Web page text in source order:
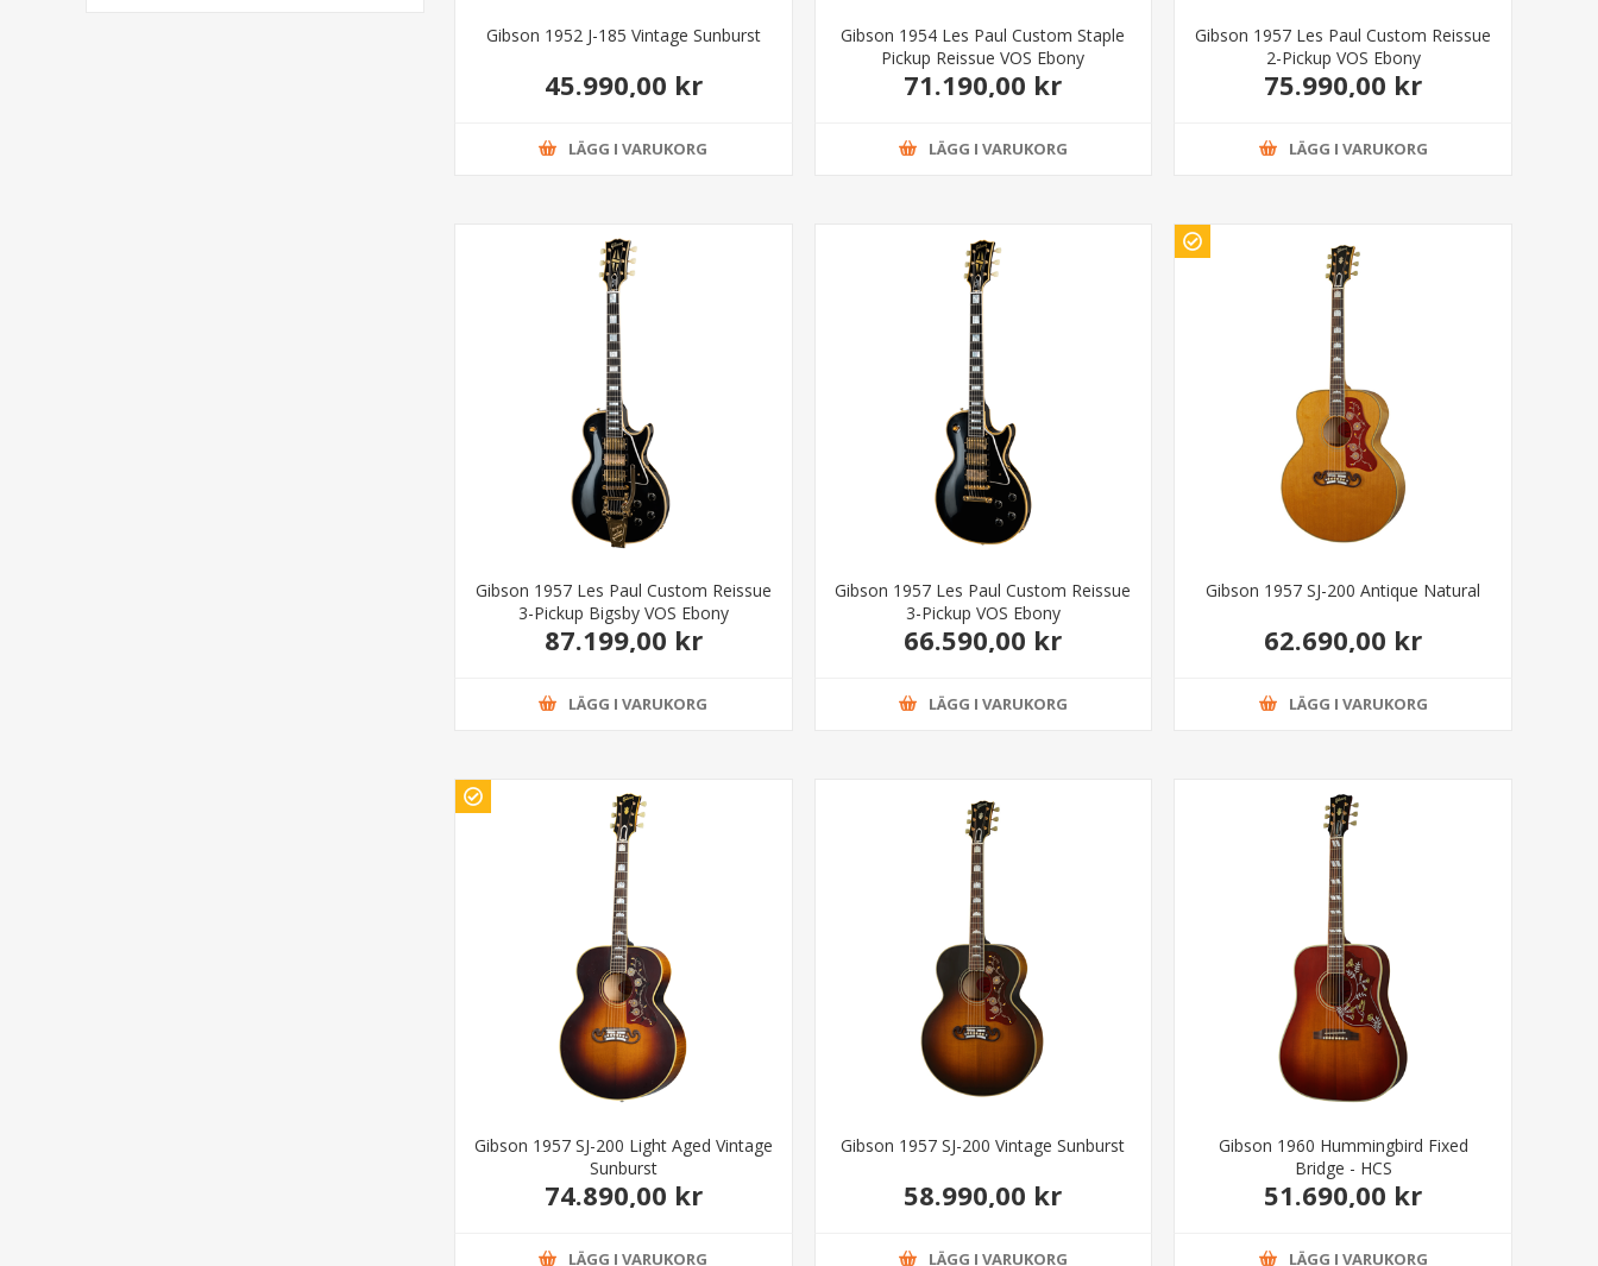
Gibson 1952 J-185 Vintage Sunburst
45.990,00 kr
LÄGG I VARUKORG
Gibson 1954 Les Paul Custom Staple
Pickup Reissue VOS Ebony
71.190,00 kr
LÄGG I VARUKORG
Gibson 1957 Les Paul Custom Reissue
2-Pickup VOS Ebony
75.990,00 kr
LÄGG I VARUKORG
Gibson 1957 Les Paul Custom Reissue
3-Pickup Bigsby VOS Ebony
87.199,00 kr
LÄGG I VARUKORG
Gibson 1957 Les Paul Custom Reissue
3-Pickup VOS Ebony
66.590,00 kr
LÄGG I VARUKORG
Gibson 1957 SJ-200 Antique Natural
62.690,00 kr
LÄGG I VARUKORG
Gibson 1957 SJ-200 Light Aged Vintage
Sunburst
74.890,00 kr
LÄGG I VARUKORG
Gibson 1957 SJ-200 Vintage Sunburst
58.990,00 kr
LÄGG I VARUKORG
Gibson 1960 Hummingbird Fixed
Bridge - HCS
51.690,00 kr
LÄGG I VARUKORG